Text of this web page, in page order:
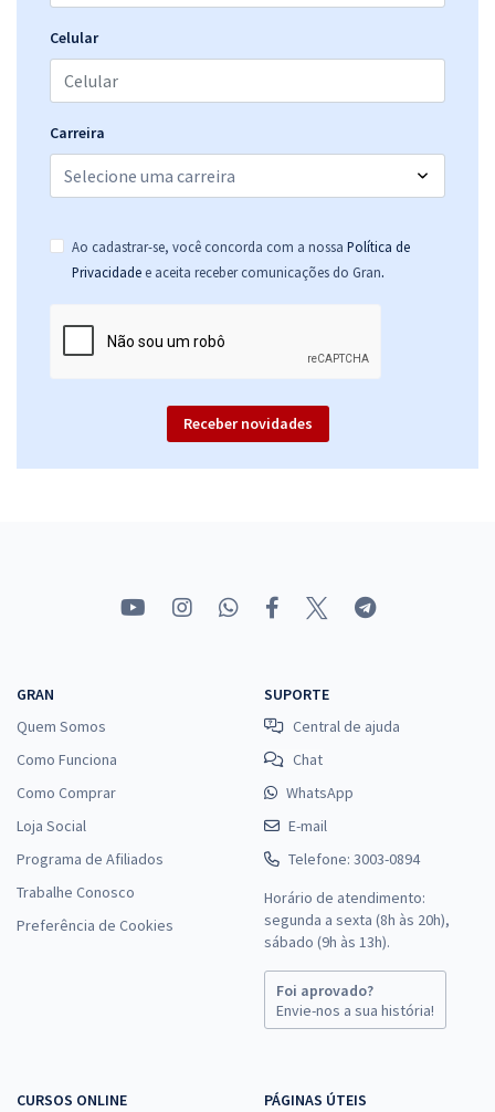
Celular
Carreira
Ao cadastrar-se, você concorda com a nossa Política de
Privacidade e aceita receber comunicações do Gran.
Receber novidades
GRAN
Quem Somos
Como Funciona
Como Comprar
Loja Social
Programa de Afiliados
Trabalhe Conosco
Preferência de Cookies
SUPORTE
Central de ajuda
Chat
WhatsApp
E-mail
Telefone: 3003-0894
Horário de atendimento:
segunda a sexta (8h às 20h),
sábado (9h às 13h).
Foi aprovado?
Envie-nos a sua história!
CURSOS ONLINE PÁGINAS ÚTEIS